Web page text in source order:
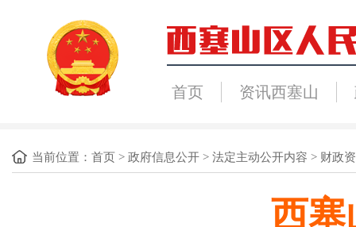
首页 资讯西塞山
当前位置： 首页 > 政府信息公开 > 法定主动公开内容 > 财政
西塞